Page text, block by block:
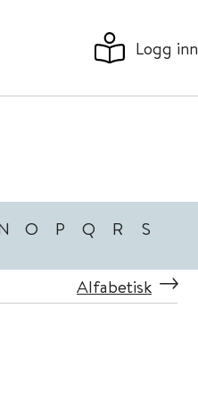
Logg inn
O P Q R S
Alfabetisk